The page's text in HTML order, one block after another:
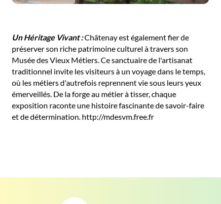
Un Héritage Vivant :Châtenay est également fier de
préserver son riche patrimoine culturel à travers son
Musée des Vieux Métiers. Ce sanctuaire de l'artisanat
traditionnel invite les visiteurs à un voyage dans le temps,
où les métiers d'autrefois reprennent vie sous leurs yeux
émerveillés. De la forge au métier à tisser, chaque
exposition raconte une histoire fascinante de savoir-faire
et de détermination. http://mdesvm.free.fr